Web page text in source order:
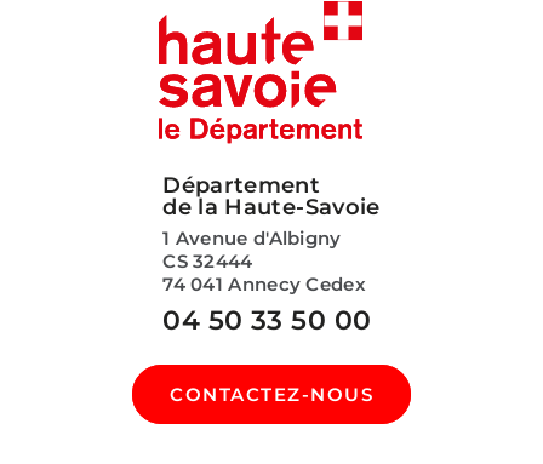
Département
de la Haute-Savoie
1 Avenue d'Albigny
CS 32444
74 041 Annecy Cedex
04 50 33 50 00
CONTACTEZ-NOUS